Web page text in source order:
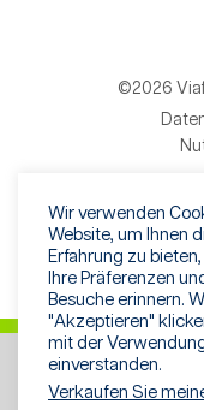
©2026
Allgemeine
Wir verwenden
Website, um Ihnen
Erfahrung zu
Ihre Präferenzen
Besuche erinnern.
"Akzeptieren"
mit der
einverstanden.
Verkaufen Sie